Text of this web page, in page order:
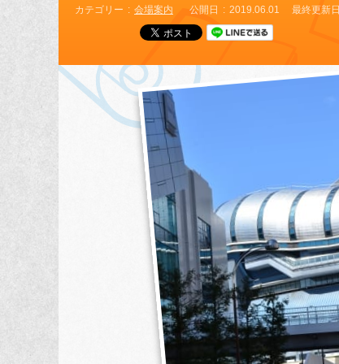
カテゴリー 会場案内 公開日 2019.06.01 最終更新日